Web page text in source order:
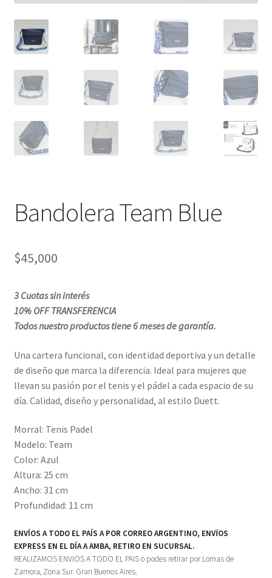
Bandolera Team Blue
$45,000
3 Cuotas sin interés
10% OFF TRANSFERENCIA
Todos nuestro productos tiene 6 meses de garantía.
Una cartera funcional, con identidad deportiva y un detalle
de diseño que marca la diferencia. Ideal para mujeres que
llevan su pasión por el tenis y el pádel a cada espacio de su
día. Calidad, diseño y personalidad, al estilo Duett.
Morral: Tenis Padel
Modelo: Team
Color: Azul
Altura: 25 cm
Ancho: 31 cm
Profundidad: 11 cm
ENVÍOS A TODO EL PAÍS A POR CORREO ARGENTINO, ENVÏOS
EXPRESS EN EL DÍA A AMBA, RETIRO EN SUCURSAL.
REALIZAMOS ENVIOS A TODO EL PAIS o podes retirar por Lomas de
Zamora, Zona Sur. Gran Buenos Aires.